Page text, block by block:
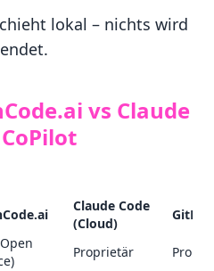
lokal – nichts wird
vs Claude
Claude Code
(Cloud)
Proprietär